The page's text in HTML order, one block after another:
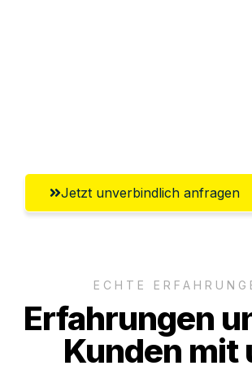
Jetzt unverbindlich anfragen
ECHTE
Erfahrungen
Kunden mit